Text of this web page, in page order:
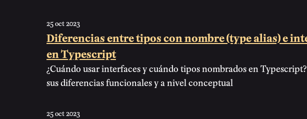
25 oct 2023
Diferencias entre tipos con nombre (type alias) e
en Typescript
¿Cuándo usar interfaces y cuándo tipos nombrados en
sus diferencias funcionales y a nivel conceptual
25 oct 2023